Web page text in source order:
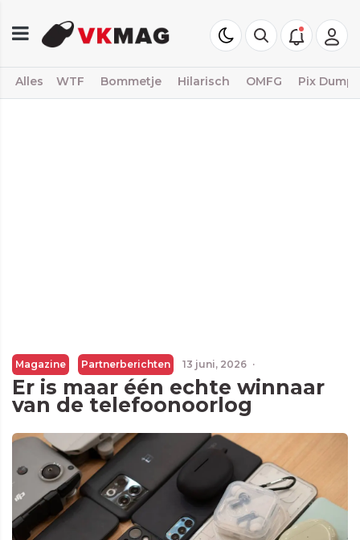
Alles WTF Bommetje Hilarisch OMFG Pix Dump
Magazine Partnerberichten 13 juni, 2026 ·
Er is maar één echte winnaar
van de telefoonoorlog